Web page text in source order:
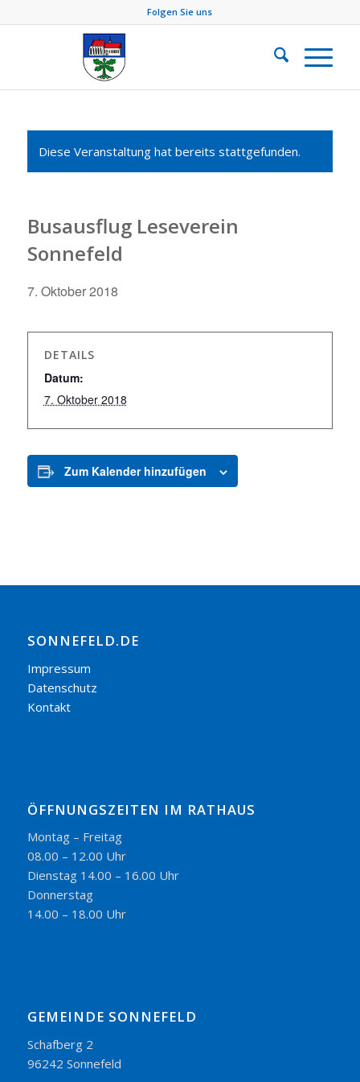
Folgen Sie uns
Diese Veranstaltung hat bereits stattgefunden.
Busausflug Leseverein
Sonnefeld
7. Oktober 2018
DETAILS
Datum:
7. Oktober 2018
Zum Kalender hinzufügen
SONNEFELD.DE
Impressum
Datenschutz
Kontakt
ÖFFNUNGSZEITEN IM RATHAUS
Montag – Freitag
08.00 – 12.00 Uhr
Dienstag 14.00 – 16.00 Uhr
Donnerstag
14.00 – 18.00 Uhr
GEMEINDE SONNEFELD
Schafberg 2
96242 Sonnefeld